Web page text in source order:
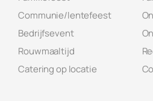
Communie/lentefeest
Bedrijfsevent
Rouwmaaltijd
Catering op locatie